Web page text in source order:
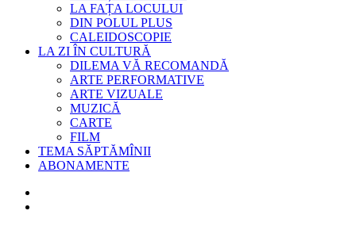
LA FAȚA LOCULUI
DIN POLUL PLUS
CALEIDOSCOPIE
LA ZI ÎN CULTURĂ
DILEMA VĂ RECOMANDĂ
ARTE PERFORMATIVE
ARTE VIZUALE
MUZICĂ
CARTE
FILM
TEMA SĂPTĂMÎNII
ABONAMENTE